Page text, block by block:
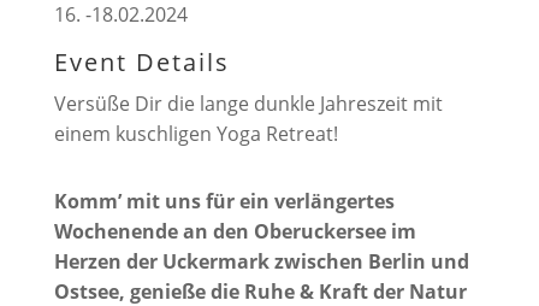
16. -18.02.2024
Event Details
Versüße Dir die lange dunkle Jahreszeit mit
einem kuschligen Yoga Retreat!
Komm’ mit uns für ein verlängertes
Wochenende an den Oberuckersee im
Herzen der Uckermark zwischen Berlin und
Ostsee, genieße die Ruhe & Kraft der Natur